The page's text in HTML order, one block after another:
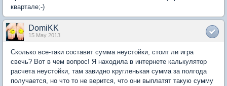
квартале;-)
DomiKK
15 May 2013
Сколько все-таки составит сумма неустойки, стоит ли игра
свечь? Вот в чем вопрос! Я находила в интернете калькулятор
расчета неустойки, там завидно кругленькая сумма за полгода
получается, но что то не верится, что они выплатят такую сумму